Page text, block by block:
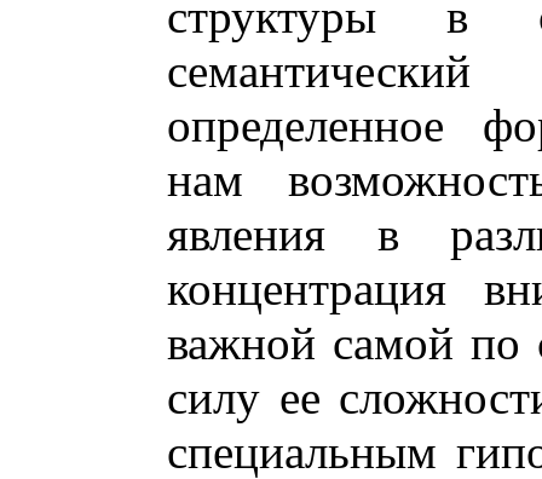
структуры в
определенное
нам
явления в
концентрация
важной самой по
силу ее
специальным